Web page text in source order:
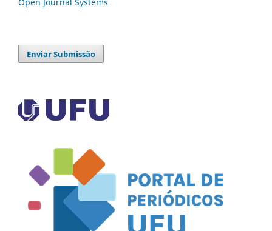
Open Journal Systems
Enviar Submissão